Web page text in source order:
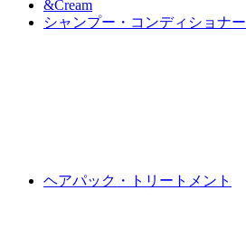
&Cream
シャンプー・コンディショナー
ヘアパック・トリートメント